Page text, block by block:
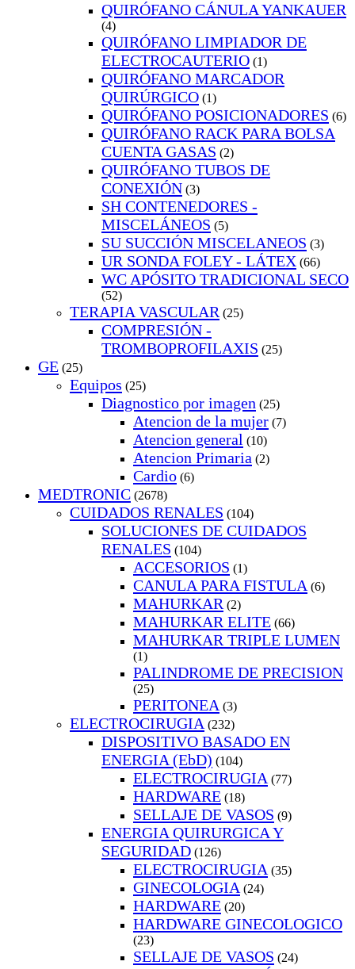
QUIRÓFANO CÁNULA YANKAUER
(4)
QUIRÓFANO LIMPIADOR DE
ELECTROCAUTERIO (1)
QUIRÓFANO MARCADOR
QUIRÚRGICO (1)
QUIRÓFANO POSICIONADORES (6)
QUIRÓFANO RACK PARA BOLSA
CUENTA GASAS (2)
QUIRÓFANO TUBOS DE
CONEXIÓN (3)
SH CONTENEDORES -
MISCELÁNEOS (5)
SU SUCCIÓN MISCELANEOS (3)
UR SONDA FOLEY - LÁTEX (66)
WC APÓSITO TRADICIONAL SECO
(52)
TERAPIA VASCULAR (25)
COMPRESIÓN -
TROMBOPROFILAXIS (25)
GE (25)
Equipos (25)
Diagnostico por imagen (25)
Atencion de la mujer (7)
Atencion general (10)
Atencion Primaria (2)
Cardio (6)
MEDTRONIC (2678)
CUIDADOS RENALES (104)
SOLUCIONES DE CUIDADOS
RENALES (104)
ACCESORIOS (1)
CANULA PARA FISTULA (6)
MAHURKAR (2)
MAHURKAR ELITE (66)
MAHURKAR TRIPLE LUMEN
(1)
PALINDROME DE PRECISION
(25)
PERITONEA (3)
ELECTROCIRUGIA (232)
DISPOSITIVO BASADO EN
ENERGIA (EbD) (104)
ELECTROCIRUGIA (77)
HARDWARE (18)
SELLAJE DE VASOS (9)
ENERGIA QUIRURGICA Y
SEGURIDAD (126)
ELECTROCIRUGIA (35)
GINECOLOGIA (24)
HARDWARE (20)
HARDWARE GINECOLOGICO
(23)
SELLAJE DE VASOS (24)